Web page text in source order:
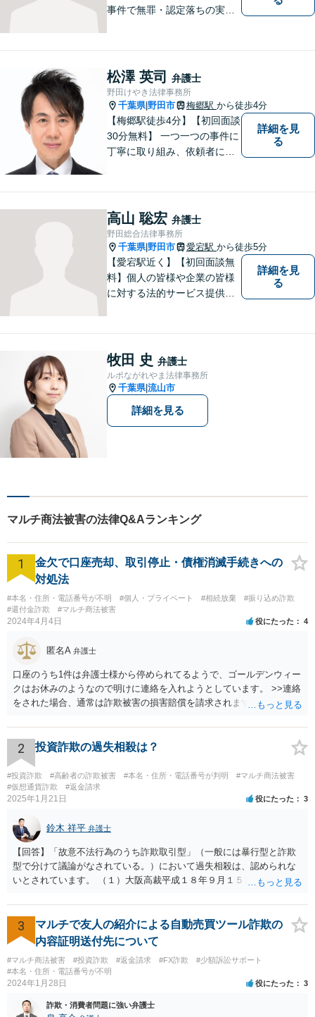
事件で無罪・認定落ちの実績
たら、お気軽にご相談くださ
い！【毎日対応◎】
松澤 英司 弁護士
野田けやき法律事務所
千葉県| 野田市 梅郷駅 から徒歩4分
【梅郷駅徒歩4分】【初回面談
30分無料】 一つ一つの事件に
丁寧に取り組み、依頼者にと
す。
詳細を見
る
高山 聡宏 弁護士
野田総合法律事務所
千葉県| 野田市 愛宕駅 から徒歩5分
【愛宕駅近く】【初回面談無
料】個人の皆様や企業の皆様
に対する法的サービス提供に
務など、幅広く対応します。
【当日／夜間／休日対応可】
お気軽にご相談ください。
詳細を見
る
牧田 史 弁護士
ルポながれやま法律事務所
千葉県|流山市
詳細を見る
マルチ商法被害の法律Q&Aランキング
1
金欠で口座売却、取引停止・債権消滅手続きへの
対処法
#本名・住所・電話番号が不明 #個人・プライベート #相続放棄
#振り込め詐欺
#還付金詐欺
#マルチ商法被害
2024年4月4日 役にたった 4
匿名A 弁護士
口座のうち1件は弁護士様から停められてるようで、ゴールデンウィー
クはお休みのようなので明けに連絡を入れようとしています。 >>連絡
をされた場合、通常は詐欺被害の損害賠償を請求されますのでご留意
2 投資詐欺の過失相殺は？
#投資詐欺 #高齢者の詐欺被害 #本名・住所・電話番号が判明
#マルチ商法被害
#仮想通貨詐欺
#返金請求
2025年1月21日 役にたった 3
鈴木 祥平 弁護士
【回答】「故意不法行為のうち詐欺取引型」（一般には暴行型と詐欺
型で分けて議論がなされている。）において過失相殺は、認められな
いとされています。 （１）大阪高裁平成１８年９月１５日裁判例 裁判
相殺は、本来文字通り過失のある当事者同士の損害の公平な分担調整
のための法制度であり、元来故意の不法行為の場合にはなじまないも
のというべきである。なぜなら、故意の不法行為は、加害者が悪意を
もって一方的に被害者に対して仕掛けるものであり、根本的に被害者
に生じた痛みをともに分け合うための基盤を欠く上、取引的不法行為
における加害者の故意は、通常、被害者の落ち度或いは弱み、不意、
らにつけ込むものであるから、被害者が加害者の思惑どおりに落ち度
3
マルチで友人の紹介による自動売買ツール詐欺の
内容証明送付先について
#マルチ商法被害 #投資詐欺 #返金請求 #FX詐欺
#少額訴訟サポート
#本名・住所・電話番号が不明
2024年1月28日 役にたった 3
詐欺・消費者問題に強い弁護士